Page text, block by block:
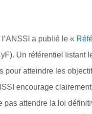
a publié le «
Un référentiel listant
pour atteindre les
encourage
pas attendre la loi